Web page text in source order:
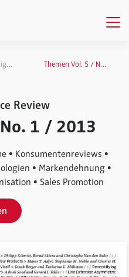
NIM Marketing Intelligence Review Themen Vol. 5 / No. 1 / 2013
Review
1 / 2013
• Konsumentenreviews •
• Markendehnung •
• Sales Promotion